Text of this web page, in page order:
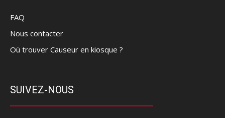
FAQ
Nous contacter
Où trouver Causeur en kiosque ?
SUIVEZ-NOUS